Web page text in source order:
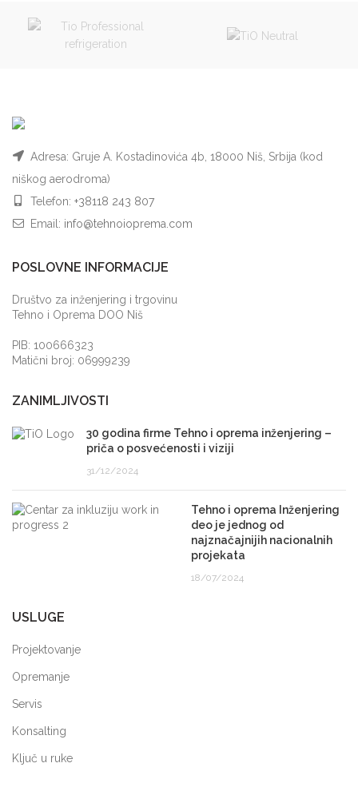
Adresa: Gruje A. Kostadinovića 4b, 18000 Niš, Srbija (kod
niškog aerodroma)
Telefon: +38118 243 807
Email: info@tehnoioprema.com
POSLOVNE INFORMACIJE
Društvo za inženjering i trgovinu
Tehno i Oprema DOO Niš
PIB: 100666323
Matični broj: 06999239
ZANIMLJIVOSTI
30 godina firme Tehno i oprema inženjering –
priča o posvećenosti i viziji
31/12/2024
Tehno i oprema Inženjering
deo je jednog od
najznačajnijih nacionalnih
projekata
18/07/2024
USLUGE
Projektovanje
Opremanje
Servis
Konsalting
Ključ u ruke